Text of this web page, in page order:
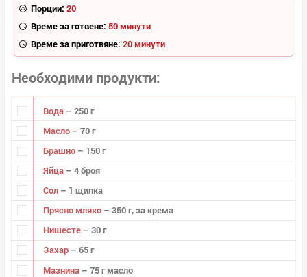
Порции: 20
Време за готвене: 50 минути
Време за приготвяне: 20 минути
Необходими продукти
Вода – 250 г
Масло – 70 г
Брашно – 150 г
Яйца – 4 броя
Сол – 1 щипка
Прясно мляко – 350 г, за крема
Нишесте – 30 г
Захар – 65 г
Мазнина – 75 г масло